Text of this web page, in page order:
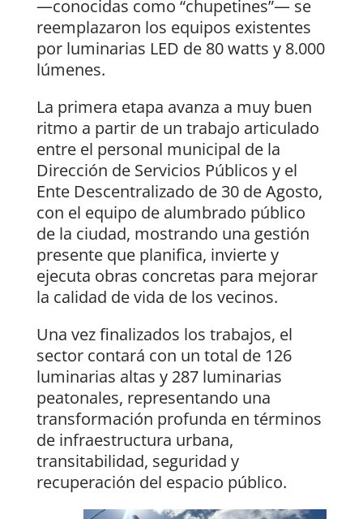
—conocidas como “chupetines”— se
reemplazaron los equipos existentes
por luminarias LED de 80 watts y 8.000
lúmenes.
La primera etapa avanza a muy buen
ritmo a partir de un trabajo articulado
entre el personal municipal de la
Dirección de Servicios Públicos y el
Ente Descentralizado de 30 de Agosto,
con el equipo de alumbrado público
de la ciudad, mostrando una gestión
presente que planifica, invierte y
ejecuta obras concretas para mejorar
la calidad de vida de los vecinos.
Una vez finalizados los trabajos, el
sector contará con un total de 126
luminarias altas y 287 luminarias
peatonales, representando una
transformación profunda en términos
de infraestructura urbana,
transitabilidad, seguridad y
recuperación del espacio público.